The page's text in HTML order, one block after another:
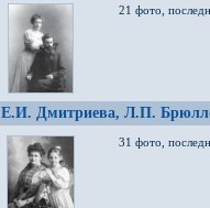
21 фото,
Е.И. Дмитриева, Л.П.
31 фото,